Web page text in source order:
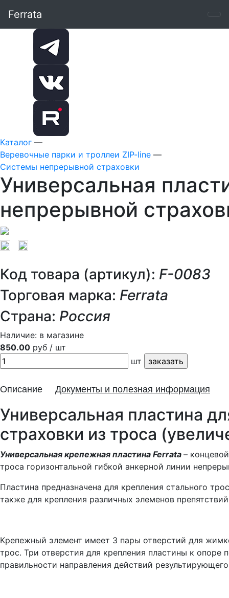
Ferrata
Каталог —
Веревочные парки и троллеи ZIP-line —
Системы непрерывной страховки
Универсальная
непрерывной
Код товара (артикул): F-0083
Торговая марка: Ferrata
Страна: Россия
Наличие: в магазине
850.00 руб / шт
шт
Описание Документы и полезная информация
Универсальная пластина
страховки из троса
Универсальная крепежная пластина Ferrata –
троса горизонтальной гибкой анкерной линии
Пластина предназначена для крепления стального
также для крепления различных элеменов
Крепежный элемент имеет 3 пары отверстий для
трос. Три отверстия для крепления пластины к
правильности направления действий